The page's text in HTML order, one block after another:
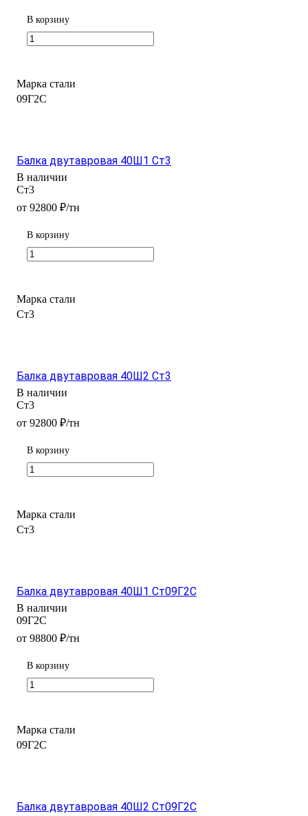
В корзину
Марка стали
09Г2С
Балка двутавровая 40Ш1 Ст3
В наличии
Ст3
от 92800 ₽/тн
В корзину
Марка стали
Ст3
Балка двутавровая 40Ш2 Ст3
В наличии
Ст3
от 92800 ₽/тн
В корзину
Марка стали
Ст3
Балка двутавровая 40Ш1 Ст09Г2С
В наличии
09Г2С
от 98800 ₽/тн
В корзину
Марка стали
09Г2С
Балка двутавровая 40Ш2 Ст09Г2С